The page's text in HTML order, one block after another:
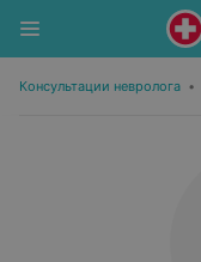
Консультации невролога •